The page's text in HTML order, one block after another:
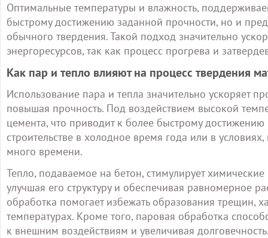
Оптимальные температуры и влажность,
быстрому достижению заданной прочности, но и
обычного твердения. Такой подход значительно
энергоресурсов, так как процесс прогрева и
Как пар и тепло влияют на процесс твердения
Использование пара и тепла значительно ускоряет
повышая прочность. Под воздействием высокой
цемента, что приводит к более быстрому
строительстве в холодное время года или в
много времени.
Тепло, подаваемое на бетон, стимулирует
улучшая его структуру и обеспечивая равномерное
обработка помогает избежать образования трещин,
температурах. Кроме того, паровая обработка
к внешним воздействиям и увеличивая